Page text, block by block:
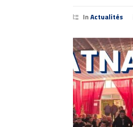
InActualités